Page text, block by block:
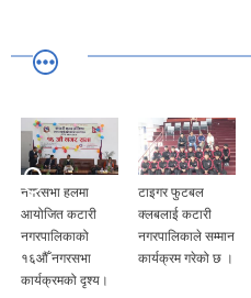
नगरसभा हलमा
आयोजित कटारी
नगरपालिकाको
१६औँ नगरसभा
कार्यक्रमको दृश्य।
टाइगर फुटबल
क्लबलाई कटारी
नगरपालिकाले सम्मान
कार्यक्रम गरेको छ ।